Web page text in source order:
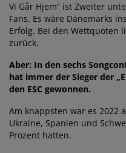
Vi Går Hjem“ ist Zweiter
Fans. Es wäre Dänemarks
Erfolg. Bei den Wettquoten
zurück.
Aber: In den sechs
hat immer der Sieger der
den ESC gewonnen.
Am knappsten war es 2022
Ukraine, Spanien und
Prozent hatten.